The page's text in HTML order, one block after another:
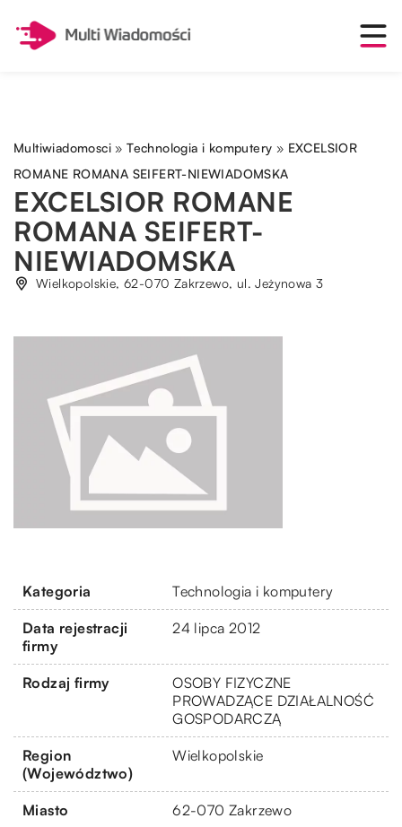
Multiwiadomosci »Technologia i komputery » EXCELSIOR
ROMANE ROMANA SEIFERT-NIEWIADOMSKA
EXCELSIOR ROMANE
ROMANA SEIFERT-
NIEWIADOMSKA
Wielkopolskie, 62-070 Zakrzewo, ul. Jeżynowa 3
Kategoria Technologia i komputery
Data rejestracji
firmy
24 lipca 2012
Rodzaj firmy
OSOBY FIZYCZNE
PROWADZĄCE DZIAŁALNOŚĆ
GOSPODARCZĄ
Region
(Województwo)
Wielkopolskie
Miasto 62-070 Zakrzewo